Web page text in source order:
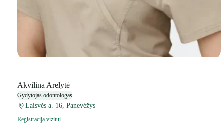
Akvilina Arelytė
Gydytojas odontologas
Laisvės a. 16, Panevėžys
Registracija vizitui